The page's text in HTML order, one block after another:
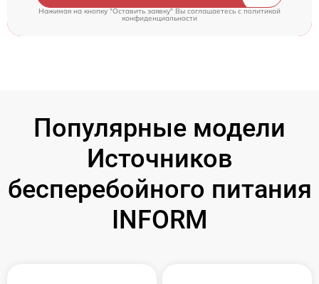
Нажимая на кнопку "Оставить заявку" Вы соглашаетесь cполитикой
конфиденциальности
Популярные модели
Источников
бесперебойного питания
INFORM